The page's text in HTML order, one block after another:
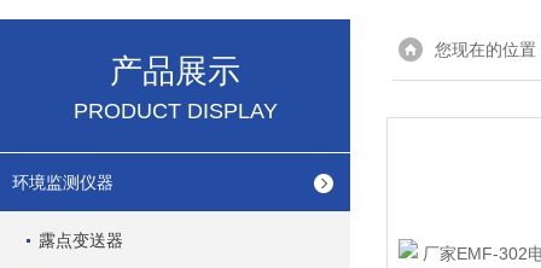
产品展示
PRODUCT DISPLAY
环境监测仪器
露点变送器
您现在的位置